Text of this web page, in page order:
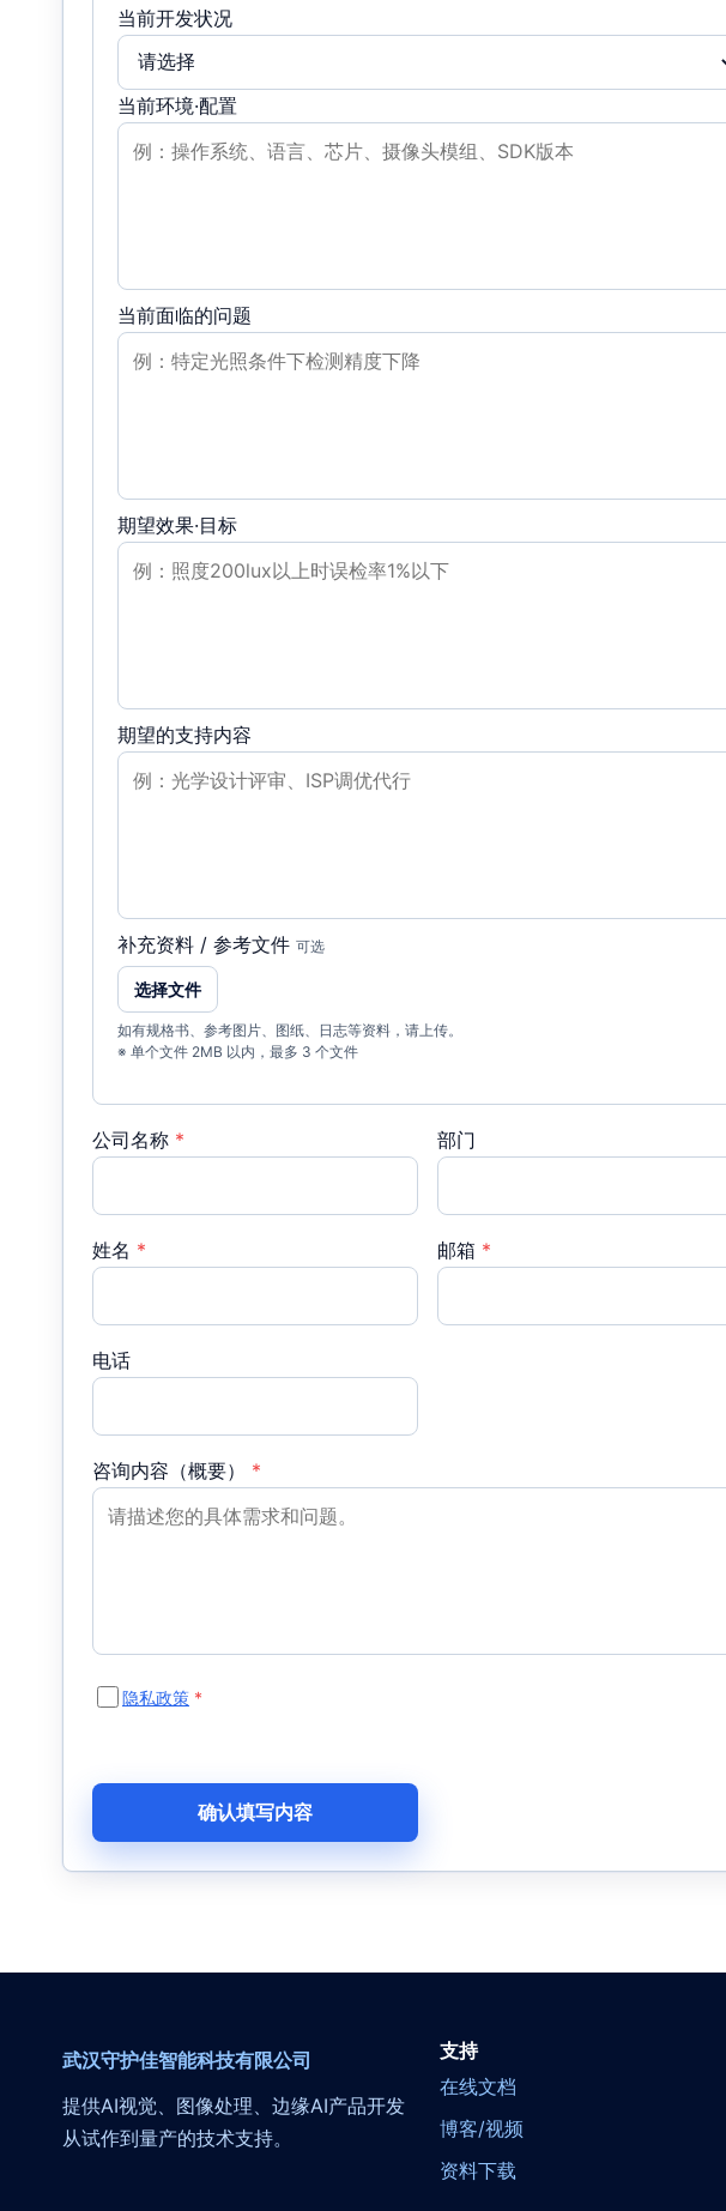
当前开发状况
当前环境·配置
当前面临的问题
期望效果·目标
期望的支持内容
补充资料 / 参考文件 可选
选择文件
如有规格书、参考图片、图纸、日志等资料，请上传。
※ 单个文件 2MB 以内，最多 3 个文件
公司名称 * 部门
姓名 * 邮箱 *
电话
咨询内容（概要） *
隐私政策 *
确认填写内容
武汉守护佳智能科技有限公司
提供AI视觉、图像处理、边缘AI产品开发
从试作到量产的技术支持。
支持
在线文档
博客/视频
资料下载